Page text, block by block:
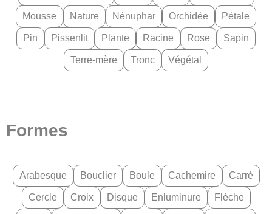
Mousse Nature Nénuphar Orchidée Pétale
Pin Pissenlit Plante Racine Rose Sapin
Terre-mère Tronc Végétal
Formes
Arabesque Bouclier Boule Cachemire Carré
Cercle Croix Disque Enluminure Flèche